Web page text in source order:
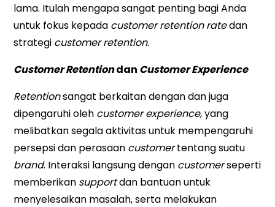
lama. Itulah mengapa sangat penting bagi Anda
untuk fokus kepada customer retention ratedan
strategi customer retention.
Customer Retentiondan Customer Experience
Retentionsangat berkaitan dengan dan juga
dipengaruhi oleh customer experience, yang
melibatkan segala aktivitas untuk mempengaruhi
persepsi dan perasaan customertentang suatu
brand. Interaksi langsung dengan customerseperti
memberikan supportdan bantuan untuk
menyelesaikan masalah, serta melakukan